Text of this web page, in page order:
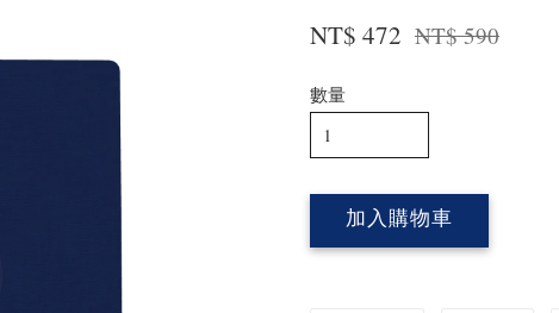
NT$ 472 NT$ 590
數量
加入購物車